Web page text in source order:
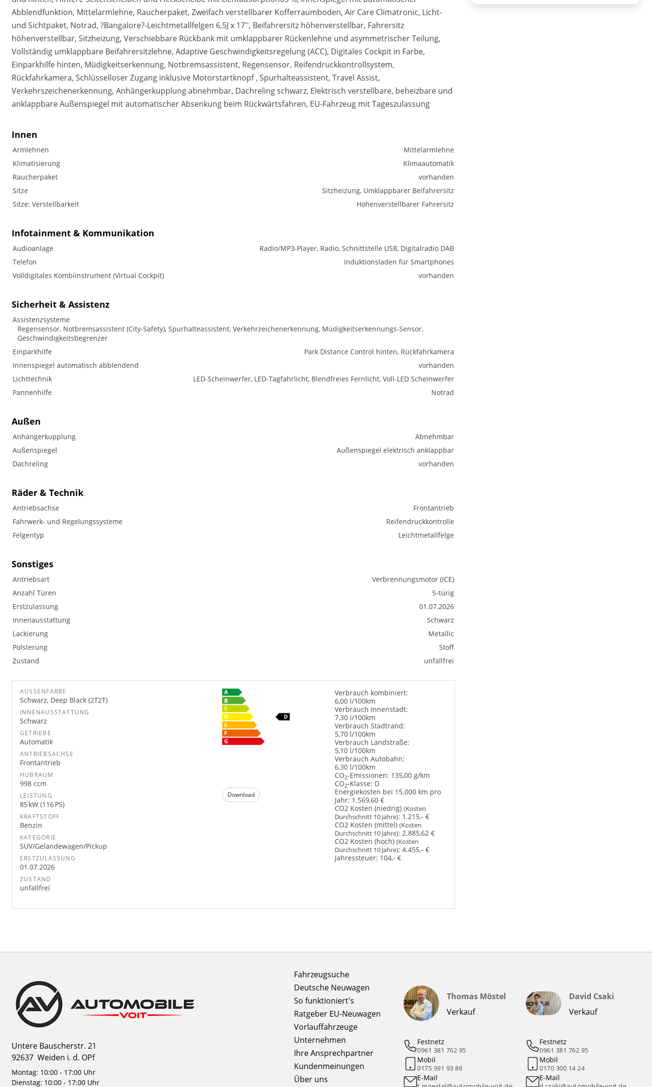
Abblendfunktion, Mittelarmlehne, Raucherpaket, Zweifach verstellbarer Kofferraumboden, Air Care Climatronic, Licht-
und Sichtpaket, Notrad, ?Bangalore?-Leichtmetallfelgen 6,5J x 17'', Beifahrersitz höhenverstellbar, Fahrersitz
höhenverstellbar, Sitzheizung, Verschiebbare Rückbank mit umklappbarer Rückenlehne und asymmetrischer Teilung,
Vollständig umklappbare Beifahrersitzlehne, Adaptive Geschwindigkeitsregelung (ACC), Digitales Cockpit in Farbe,
Einparkhilfe hinten, Müdigkeitserkennung, Notbremsassistent, Regensensor, Reifendruckkontrollsystem,
Rückfahrkamera, Schlüsselloser Zugang inklusive Motorstartknopf , Spurhalteassistent, Travel Assist,
Verkehrszeichenerkennung, Anhängerkupplung abnehmbar, Dachreling schwarz, Elektrisch verstellbare, beheizbare und
anklappbare Außenspiegel mit automatischer Absenkung beim Rückwärtsfahren, EU-Fahrzeug mit Tageszulassung
Innen
Armlehnen
Mittelarmlehne
Klimatisierung
Klimaautomatik
Raucherpaket
vorhanden
Sitze
Sitzheizung, Umklappbarer Beifahrersitz
Sitze: Verstellbarkeit
Höhenverstellbarer Fahrersitz
Infotainment & Kommunikation
Audioanlage
Radio/MP3-Player, Radio, Schnittstelle USB, Digitalradio DAB
Telefon
Induktionsladen für Smartphones
Volldigitales Kombiinstrument (Virtual Cockpit)
vorhanden
Sicherheit & Assistenz
Assistenzsysteme
Regensensor, Notbremsassistent (City-Safety), Spurhalteassistent, Verkehrzeichenerkennung, Müdigkeitserkennungs-Sensor,
Geschwindigkeitsbegrenzer
Einparkhilfe
Park Distance Control hinten, Rückfahrkamera
Innenspiegel automatisch abblendend
vorhanden
Lichttechnik
LED-Scheinwerfer, LED-Tagfahrlicht, Blendfreies Fernlicht, Voll-LED Scheinwerfer
Pannenhilfe
Notrad
Außen
Anhängerkupplung
Abnehmbar
Außenspiegel
Außenspiegel elektrisch anklappbar
Dachreling
vorhanden
Räder & Technik
Antriebsachse
Frontantrieb
Fahrwerk- und Regelungssysteme
Reifendruckkontrolle
Felgentyp
Leichtmetallfelge
Sonstiges
Antriebsart
Verbrennungsmotor (ICE)
Anzahl Türen
5-türig
Erstzulassung
01.07.2026
Innenausstattung
Schwarz
Lackierung
Metallic
Polsterung
Stoff
Zustand
unfallfrei
AUSSENFARBE
Schwarz, Deep Black (2T2T)
INNENAUSSTATTUNG
Schwarz
GETRIEBE
Automatik
ANTRIEBSACHSE
Frontantrieb
HUBRAUM
998 ccm
LEISTUNG
85 kW (116 PS)
KRAFTSTOFF
Benzin
KATEGORIE
SUV/Geländewagen/Pickup
ERSTZULASSUNG
01.07.2026
ZUSTAND
unfallfrei
Verbrauch kombiniert:
6,00 l/100km
Verbrauch Innenstadt:
7,30 l/100km
Verbrauch Stadtrand:
5,70 l/100km
Verbrauch Landstraße:
5,10 l/100km
Verbrauch Autobahn:
6,30 l/100km
CO2-Emissionen: 135,00 g/km
CO2-Klasse: D
Download
Energiekosten bei 15.000 km pro
Jahr: 1.569,60 €
CO2 Kosten (niedrig) (Kosten
Durchschnitt 10 Jahre): 1.215,- €
CO2 Kosten (mittel) (Kosten
Durchschnitt 10 Jahre): 2.885,62 €
CO2 Kosten (hoch) (Kosten
Durchschnitt 10 Jahre): 4.455,- €
Jahressteuer: 104,- €
Untere Bauscherstr. 21
92637 Weiden i. d. OPf
Montag: 10:00 - 17:00 Uhr
Dienstag: 10:00 - 17:00 Uhr
Fahrzeugsuche
Deutsche Neuwagen
So funktioniert's
Ratgeber EU-Neuwagen
Vorlauffahrzeuge
Unternehmen
Ihre Ansprechpartner
Kundenmeinungen
Über uns
Thomas Möstel
Verkauf
Festnetz
0961 381 762 95
Mobil
0175 991 93 86
E-Mail
David Csaki
Verkauf
Festnetz
0961 381 762 95
Mobil
0170 300 14 24
E-Mail